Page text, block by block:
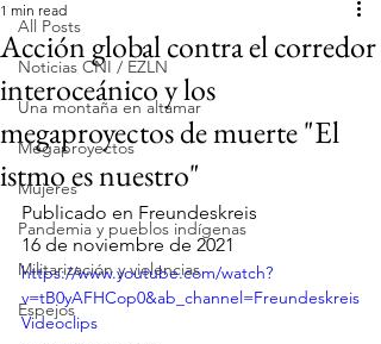
All Posts
Noticias CNI / EZLN
Una montaña en altamar
Megaproyectos
Mujeres
Pandemia y pueblos indígenas
Militarización y violencias
Espejos
Acción global contra el corredor
interoceánico y los
megaproyectos de muerte "El
istmo es nuestro"
1 min read
Publicado en Freundeskreis
16 de noviembre de 2021
https://www.youtube.com/watch?
v=tB0yAFHCop0&ab_channel=Freundeskreis
Videoclips